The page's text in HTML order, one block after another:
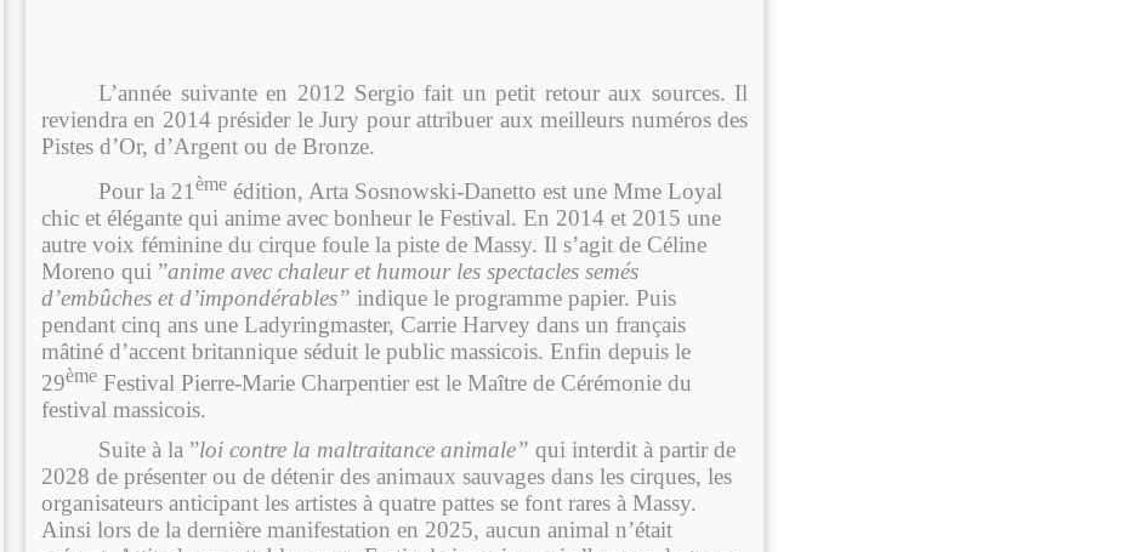
L’année suivante en 2012 Sergio fait un petit retour aux sources. Il
reviendra en 2014 présider le Jury pour attribuer aux meilleurs numéros des
Pistes d’Or, d’Argent ou de Bronze.
Pour la 21ème édition, Arta Sosnowski-Danetto est une Mme Loyal
chic et élégante qui anime avec bonheur le Festival. En 2014 et 2015 une
autre voix féminine du cirque foule la piste de Massy. Il s’agit de Céline
Moreno qui ”anime avec chaleur et humour les spectacles semés
d’embûches et d’impondérables” indique le programme papier. Puis
pendant cinq ans une Ladyringmaster, Carrie Harvey dans un français
mâtiné d’accent britannique séduit le public massicois. Enfin depuis le
29ème Festival Pierre-Marie Charpentier est le Maître de Cérémonie du
festival massicois.
Suite à la ”loi contre la maltraitance animale” qui interdit à partir de
2028 de présenter ou de détenir des animaux sauvages dans les cirques, les
organisateurs anticipant les artistes à quatre pattes se font rares à Massy.
Ainsi lors de la dernière manifestation en 2025, aucun animal n’était